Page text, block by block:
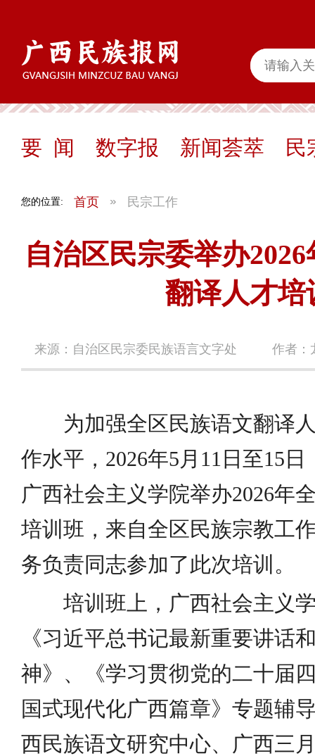
要 闻 数字报 新闻荟萃 民
您的位置: 首页 民宗工作
自治区民宗委举办
翻译人才培
来源：自治区民宗委民族语言文字处 作者：
为加强全区民族语文翻译
作水平，2026年5月11日至15
广西社会主义学院举办2026年
培训班，来自全区民族宗教工
务负责同志参加了此次培训。
培训班上，广西社会主义
《习近平总书记最新重要讲话
神》、《学习贯彻党的二十届
国式现代化广西篇章》专题辅
西民族语文研究中心、广西三